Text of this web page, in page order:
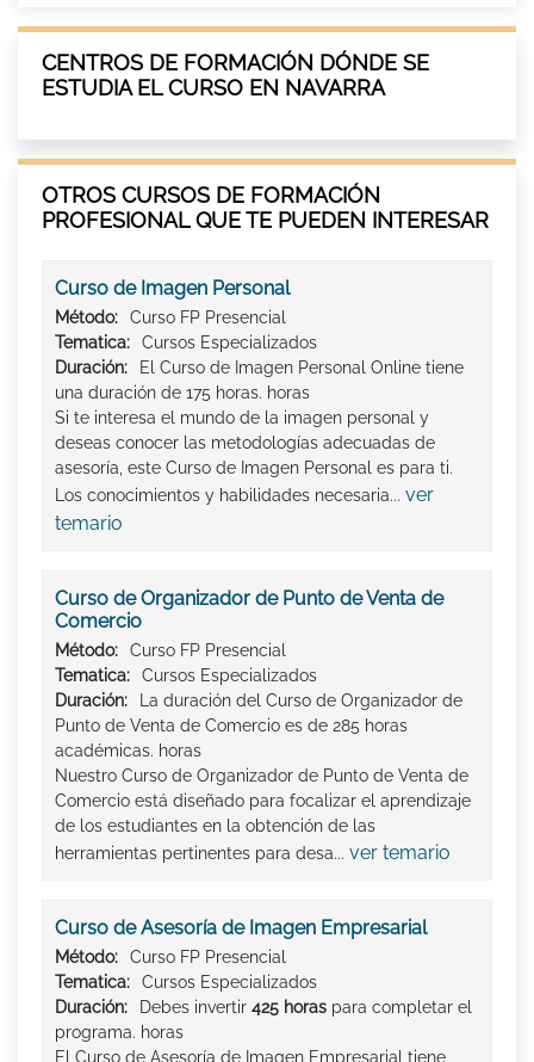
CENTROS DE FORMACIÓN DÓNDE SE
ESTUDIA EL CURSO EN NAVARRA
OTROS CURSOS DE FORMACIÓN
PROFESIONAL QUE TE PUEDEN INTERESAR
Curso de Imagen Personal
Método:
Curso FP Presencial
Tematica:
Cursos Especializados
Duración:
El Curso de Imagen Personal Online tiene
una duración de 175 horas. horas
Si te interesa el mundo de la imagen personal y
deseas conocer las metodologías adecuadas de
asesoría, este Curso de Imagen Personal es para ti.
Los conocimientos y habilidades necesaria... ver
temario
Curso de Organizador de Punto de Venta de
Comercio
Método:
Curso FP Presencial
Tematica:
Cursos Especializados
Duración:
La duración del Curso de Organizador de
Punto de Venta de Comercio es de 285 horas
académicas. horas
Nuestro Curso de Organizador de Punto de Venta de
Comercio está diseñado para focalizar el aprendizaje
de los estudiantes en la obtención de las
herramientas pertinentes para desa... ver temario
Curso de Asesoría de Imagen Empresarial
Método:
Curso FP Presencial
Tematica:
Cursos Especializados
Duración:
Debes invertir 425 horas para completar el
programa. horas
El Curso de Asesoría de Imagen Empresarial tiene